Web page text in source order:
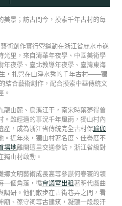
美景；訪古問今，摸索千年古村的每
術創作實行營運動在浙江省麗水市遂
光里，來自清華年夜學、中國美術學
年夜學、臺北教導年夜學、臺灣東海
，扎營在山淨水秀的千年古村——獨
結合藝術創作，配合摸索中華傳統文
。
龍山麓、烏溪江干，南宋時葉夢得曾
。雖經過的事況千年風雨，獨山村內
產，成為浙江省傳統完全古村保瑜伽
。近年來，獨山村著名度、佳譽度不
場地離開這里交通參訪，浙江省級對
獨山村啟動。
鄉文明藝術成長高等參謀何春寰的領
一個角落，循會議室出租著明代戲曲
調研。他們散步在古街巷弄之間，看
廟、葆守祠等古建筑，凝聽一段段汗